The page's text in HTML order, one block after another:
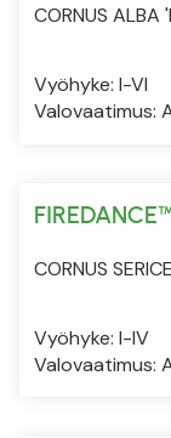
CORNUS ALBA
Vyöhyke: I-VI
Valovaatimus:
CORNUS
Vyöhyke: I-IV
Valovaatimus: